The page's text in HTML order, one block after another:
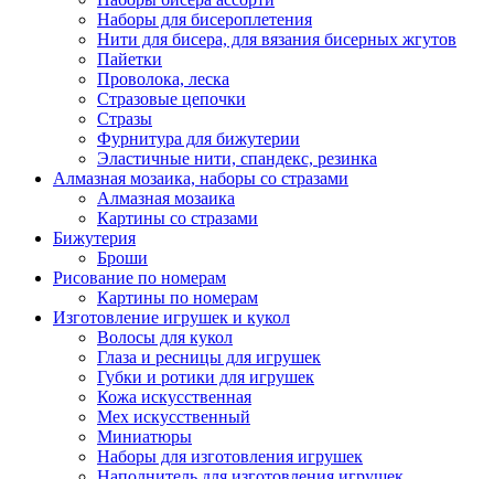
Наборы для бисероплетения
Нити для бисера, для вязания бисерных жгутов
Пайетки
Проволока, леска
Стразовые цепочки
Стразы
Фурнитура для бижутерии
Эластичные нити, спандекс, резинка
Алмазная мозаика, наборы со стразами
Алмазная мозаика
Картины co стразами
Бижутерия
Броши
Рисование по номерам
Картины по номерам
Изготовление игрушек и кукол
Волосы для кукол
Глаза и ресницы для игрушек
Губки и ротики для игрушек
Кожа искусственная
Мех искусственный
Миниатюры
Наборы для изготовления игрушек